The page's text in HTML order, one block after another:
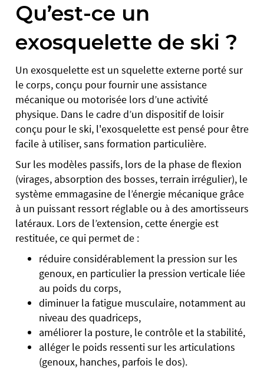
Qu’est-ce un
exosquelette de ski ?
Un exosquelette est un squelette externe porté sur
le corps, conçu pour fournir une assistance
mécanique ou motorisée lors d’une activité
physique. Dans le cadre d’un dispositif de loisir
conçu pour le ski, l'exosquelette est pensé pour être
facile à utiliser, sans formation particulière.
Sur les modèles passifs, lors de la phase de flexion
(virages, absorption des bosses, terrain irrégulier), le
système emmagasine de l’énergie mécanique grâce
à un puissant ressort réglable ou à des amortisseurs
latéraux. Lors de l’extension, cette énergie est
restituée, ce qui permet de :
réduire considérablement la pression sur les
genoux, en particulier la pression verticale liée
au poids du corps,
diminuer la fatigue musculaire, notamment au
niveau des quadriceps,
améliorer la posture, le contrôle et la stabilité,
alléger le poids ressenti sur les articulations
(genoux, hanches, parfois le dos).